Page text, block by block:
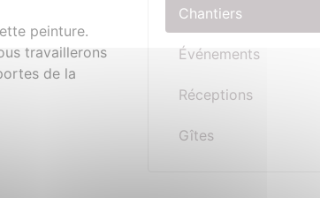
peinture.
travaillerons
de la
Chantiers
Événements
Réceptions
Gîtes